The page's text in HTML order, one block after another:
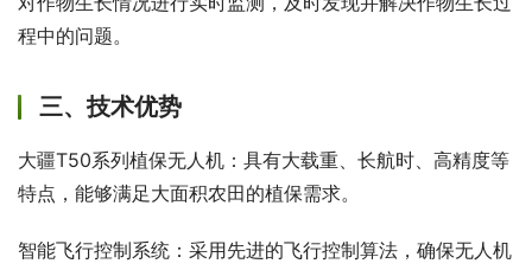
程中的问题。
三、技术优势
大疆T50系列植保无人机：具有大载重、长航时、高精度等
特点，能够满足大面积农田的植保需求。
智能飞行控制系统：采用先进的飞行控制算法，确保无人机